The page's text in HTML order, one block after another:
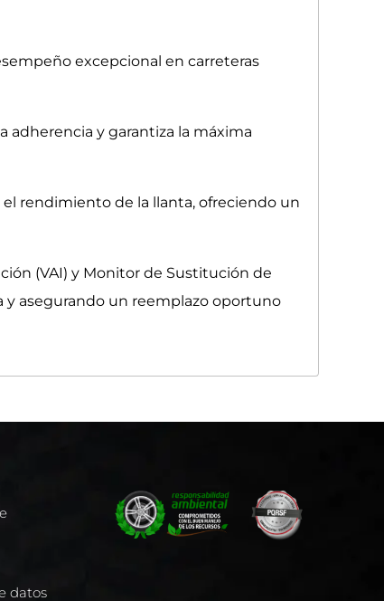
excepcional en carreteras
adherencia y garantiza la máxima
rendimiento de la llanta, ofreciendo un
(VAI) y Monitor de Sustitución de
y asegurando un reemplazo oportuno
datos